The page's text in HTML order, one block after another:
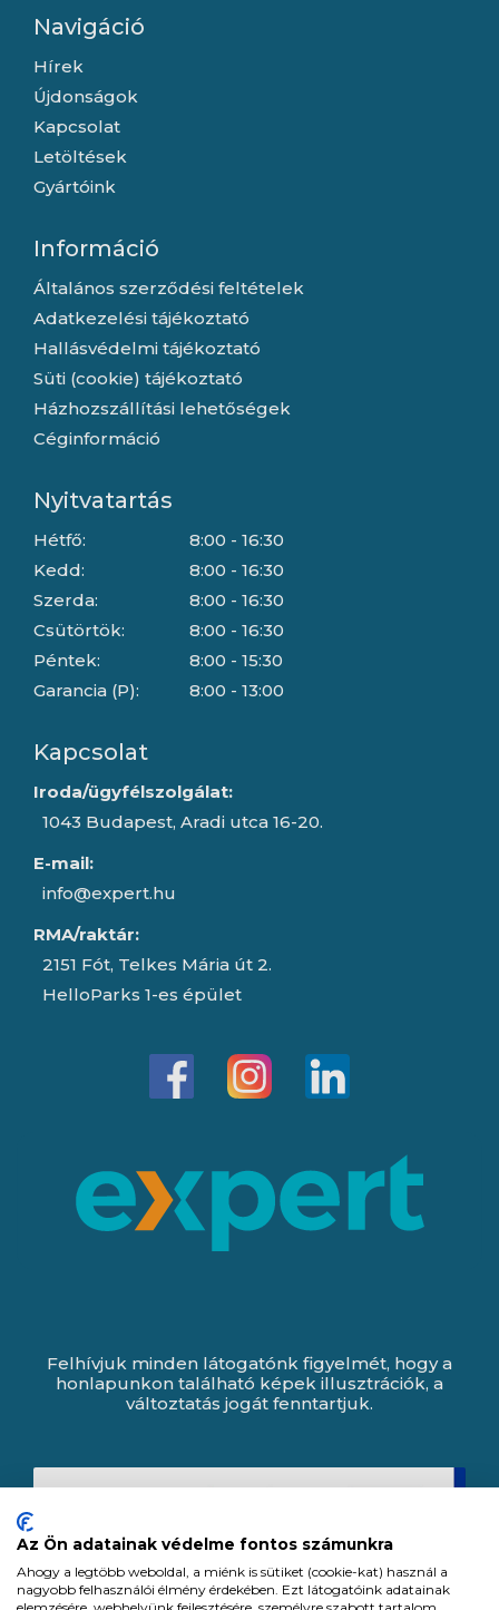
Navigáció
Hírek
Újdonságok
Kapcsolat
Letöltések
Gyártóink
Információ
Általános szerződési feltételek
Adatkezelési tájékoztató
Hallásvédelmi tájékoztató
Süti (cookie) tájékoztató
Házhozszállítási lehetőségek
Céginformáció
Nyitvatartás
Hétfő:
Kedd:
Szerda:
Csütörtök:
Péntek:
Garancia (P):
8:00 - 16:30
8:00 - 16:30
8:00 - 16:30
8:00 - 16:30
8:00 - 15:30
8:00 - 13:00
Kapcsolat
Iroda/ügyfélszolgálat:
1043 Budapest, Aradi utca 16-20.
E-mail:
info@expert.hu
RMA/raktár:
2151 Fót, Telkes Mária út 2.
HelloParks 1-es épület
Felhívjuk minden látogatónk figyelmét, hogy a
honlapunkon található képek illusztrációk, a
változtatás jogát fenntartjuk.
Az Ön adatainak védelme fontos számunkra
Ahogy a legtöbb weboldal, a miénk is sütiket (cookie-kat) használ a
nagyobb felhasználói élmény érdekében. Ezt látogatóink adatainak